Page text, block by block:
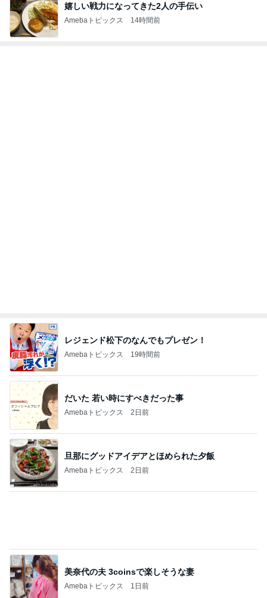
嬉しい戦力になってきた2人の手伝い
Amebaトピックス 14時間前
レジェンド松下のなんでもプレゼン！
Amebaトピックス 19時間前
だいた 若い時にすべきだった事
Amebaトピックス 2日前
旦那にグッドアイデアとほめられた夕飯
Amebaトピックス 2日前
美奈代の夫 3coinsで楽しそうな妻
Amebaトピックス 1日前